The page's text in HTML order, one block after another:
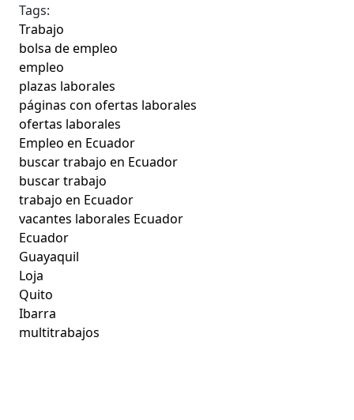
Tags:
Trabajo
bolsa de empleo
empleo
plazas laborales
páginas con ofertas laborales
ofertas laborales
Empleo en Ecuador
buscar trabajo en Ecuador
buscar trabajo
trabajo en Ecuador
vacantes laborales Ecuador
Ecuador
Guayaquil
Loja
Quito
Ibarra
multitrabajos